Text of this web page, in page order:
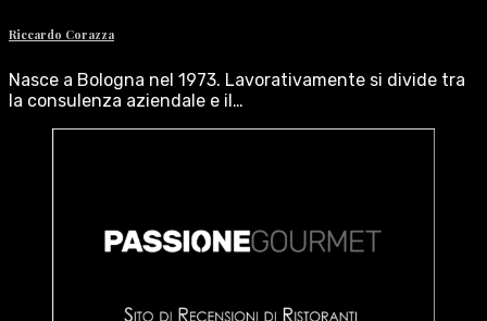
Riccardo Corazza
Nasce a Bologna nel 1973. Lavorativamente si divide tra
la consulenza aziendale e il…